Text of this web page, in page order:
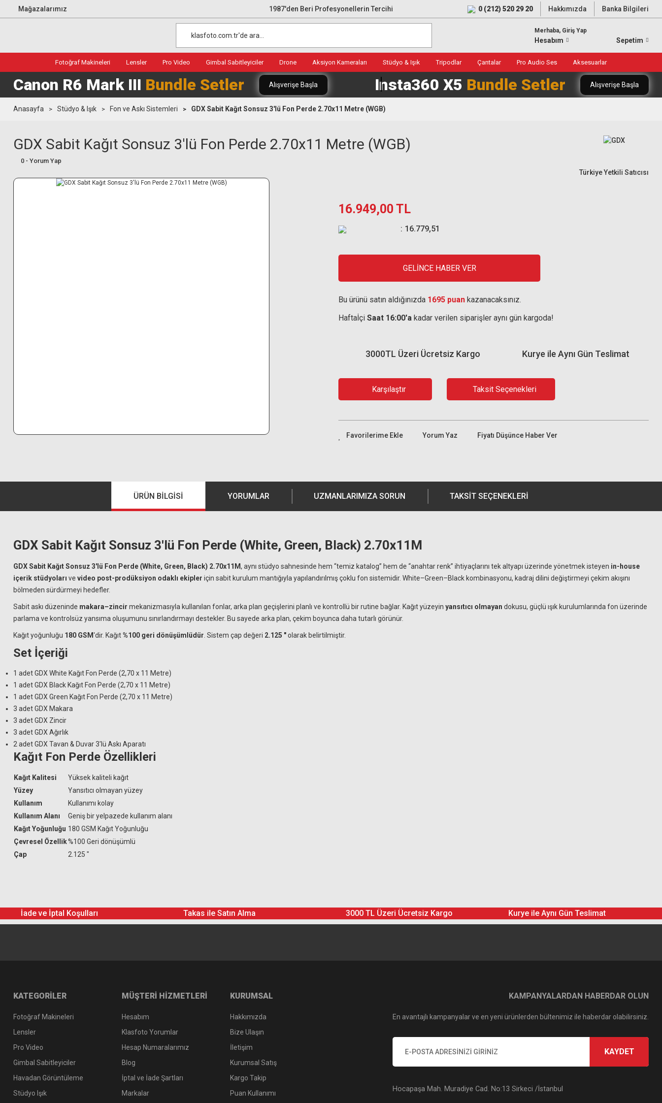
Mağazalarımız 1987'den Beri Profesyonellerin Tercihi 0 (212) 520 29 20 Hakkımızda Banka Bilgileri
Merhaba, Giriş Yap
Hesabım Sepetim
Fotoğraf Makineleri Lensler Pro Video Gimbal Sabitleyiciler Drone Aksiyon Kameraları Stüdyo & Işık Tripodlar Çantalar Pro Audio Ses Aksesuarlar
Canon R6 Mark III Bundle Setler Alışverişe Başla Insta360 X5 Bundle Setler Alışverişe Başla
Anasayfa Stüdyo & Işık Fon ve Askı Sistemleri GDX Sabit Kağıt Sonsuz 3'lü Fon Perde 2.70x11 Metre (WGB)
GDX Sabit Kağıt Sonsuz 3'lü Fon Perde 2.70x11 Metre (WGB)
0 - Yorum Yap
Türkiye Yetkili Satıcısı
16.949,00 TL
16.779,51
GELİNCE HABER VER
Bu ürünü satın aldığınızda 1695 puan kazanacaksınız.
Haftaİçi Saat 16:00'a kadar verilen siparişler aynı gün kargoda!
Kurye ile Aynı Gün Teslimat
3000TL Üzeri Ücretsiz Kargo
Karşılaştır Taksit Seçenekleri
Yorum Yaz Fiyatı Düşünce Haber Ver
ÜRÜN BILGISI YORUMLAR UZMANLARIMIZA SORUN TAKSIT SEÇENEKLERI
GDX Sabit Kağıt Sonsuz 3'lü Fon Perde (White, Green, Black) 2.70x11M
GDX Sabit Kağıt Sonsuz 3'lü Fon Perde (White, Green, Black) 2.70x11M, aynı stüdyo sahnesinde hem “temiz katalog” hem de “anahtar renk” ihtiyaçlarını tek altyapı üzerinde yönetmek isteyen in-house
içerik stüdyoları ve video post-prodüksiyon odaklı ekipler için sabit kurulum mantığıyla yapılandırılmış çoklu fon sistemidir. White–Green–Black kombinasyonu, kadraj dilini değiştirmeyi çekim akışını
bölmeden sürdürmeyi hedefler.
Sabit askı düzeninde makara–zincir mekanizmasıyla kullanılan fonlar, arka plan geçişlerini planlı ve kontrollü bir rutine bağlar. Kağıt yüzeyin yansıtıcı olmayan dokusu, güçlü ışık kurulumlarında fon üzerinde
parlama ve kontrolsüz yansıma oluşumunu sınırlandırmayı destekler. Bu sayede arka plan, çekim boyunca daha tutarlı görünür.
Kağıt yoğunluğu 180 GSM'dir. Kağıt%100 geri dönüşümlüdür . Sistem çap değeri 2.125 "olarak belirtilmiştir.
Set İçeriği
1 adet GDX White Kağıt Fon Perde (2,70 x 11 Metre)
1 adet GDX Black Kağıt Fon Perde (2,70 x 11 Metre)
1 adet GDX Green Kağıt Fon Perde (2,70 x 11 Metre)
3 adet GDX Makara
3 adet GDX Zincir
3 adet GDX Ağırlık
2 adet GDX Tavan & Duvar 3'lü Askı Aparatı
Kağıt Fon Perde Özellikleri
Kağıt Kalitesi
Yüksek kaliteli kağıt
Yüzey
Yansıtıcı olmayan yüzey
Kullanım
Kullanımı kolay
Kullanım Alanı
Geniş bir yelpazede kullanım alanı
Kağıt Yoğunluğu 180 GSM Kağıt Yoğunluğu
Çevresel Özellik%100 Geri dönüşümlü
Çap
2.125 "
İade ve İptal Koşulları Takas ile Satın Alma 3000 TL Üzeri Ücretsiz Kargo Kurye ile Aynı Gün Teslimat
KATEGORİLER
Fotoğraf Makineleri
Lensler
Pro Video
Gimbal Sabitleyiciler
Havadan Görüntüleme
Stüdyo Işık
MÜŞTERİ HİZMETLERİ
Hesabım
Klasfoto Yorumlar
Hesap Numaralarımız
Blog
İptal ve İade Şartları
Markalar
KURUMSAL
Hakkımızda
Bize Ulaşın
İletişim
Kurumsal Satış
Kargo Takip
Puan Kullanımı
KAMPANYALARDAN HABERDAR OLUN
En avantajlı kampanyalar ve en yeni ürünlerden bültenimiz ile haberdar olabilirsiniz.
KAYDET
Hocapaşa Mah. Muradiye Cad. No:13 Sirkeci /İstanbul